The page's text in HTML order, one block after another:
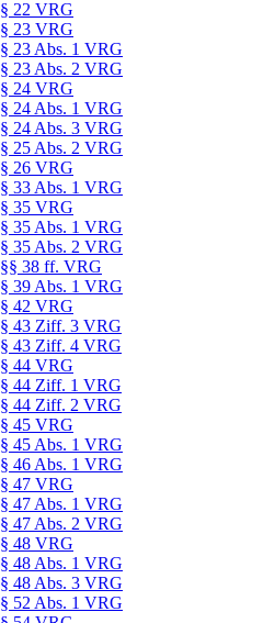
§ 22 VRG
§ 23 VRG
§ 23 Abs. 1 VRG
§ 23 Abs. 2 VRG
§ 24 VRG
§ 24 Abs. 1 VRG
§ 24 Abs. 3 VRG
§ 25 Abs. 2 VRG
§ 26 VRG
§ 33 Abs. 1 VRG
§ 35 VRG
§ 35 Abs. 1 VRG
§ 35 Abs. 2 VRG
§§ 38 ff. VRG
§ 39 Abs. 1 VRG
§ 42 VRG
§ 43 Ziff. 3 VRG
§ 43 Ziff. 4 VRG
§ 44 VRG
§ 44 Ziff. 1 VRG
§ 44 Ziff. 2 VRG
§ 45 VRG
§ 45 Abs. 1 VRG
§ 46 Abs. 1 VRG
§ 47 VRG
§ 47 Abs. 1 VRG
§ 47 Abs. 2 VRG
§ 48 VRG
§ 48 Abs. 1 VRG
§ 48 Abs. 3 VRG
§ 52 Abs. 1 VRG